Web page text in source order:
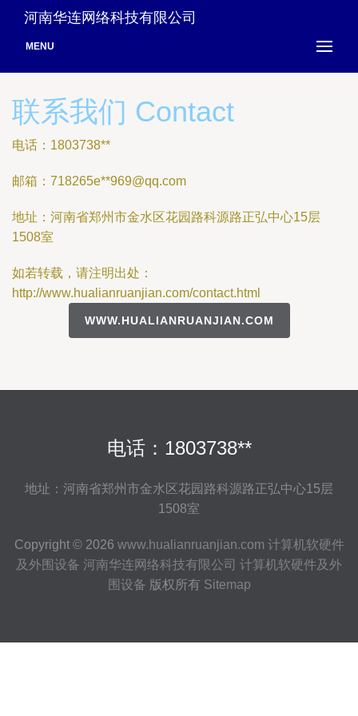
河南华连网络科技有限公司
MENU
联系我们 Contact
电话：1803738**
邮箱：718265e**969@qq.com
地址：河南省郑州市金水区花园路科源路正弘中心15层
1508室
如若转载，请注明出处：
http://www.hualianruanjian.com/contact.html
WWW.HUALIANRUANJIAN.COM
电话：1803738**
地址：河南省郑州市金水区花园路科源路正弘中心15层
1508室
Copyright © 2026 www.hualianruanjian.com 计算机软硬件
及外围设备 河南华连网络科技有限公司 计算机软硬件及外
围设备 版权所有 Sitemap